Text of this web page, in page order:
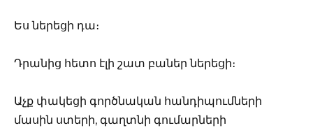
Ես ներեցի դա։
Դրանից հետո էլի շատ բաներ ներեցի։
Աչք փակեցի գործնական հանդիպումների
մասին ստերի, գաղտնի գումարների